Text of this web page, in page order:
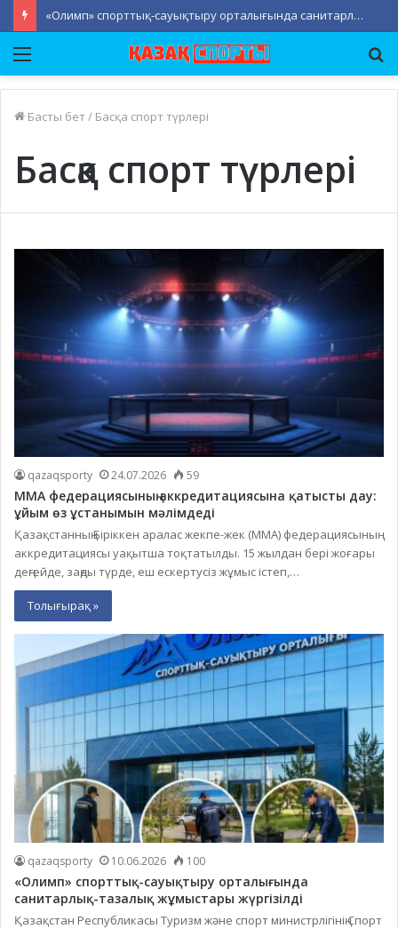
«Олимп» спорттық-сауықтыру орталығында санитарлық-тазалық жұмыстары жүргізілді
Мәзір
Басты бет / Басқа спорт түрлері
Басқа спорт түрлері
qazaqsporty 24.07.2026 59
ММА федерациясының аккредитациясына қатысты дау:
ұйым өз ұстанымын мәлімдеді
Қазақстанның Біріккен аралас жекпе-жек (ММА) федерациясының
аккредитациясы уақытша тоқтатылды. 15 жылдан бері жоғары
деңгейде, заңды түрде, еш ескертусіз жұмыс істеп,…
Толығырақ »
qazaqsporty 10.06.2026 100
«Олимп» спорттық-сауықтыру орталығында
санитарлық-тазалық жұмыстары жүргізілді
Қазақстан Республикасы Туризм және спорт министрлігінің Спорт